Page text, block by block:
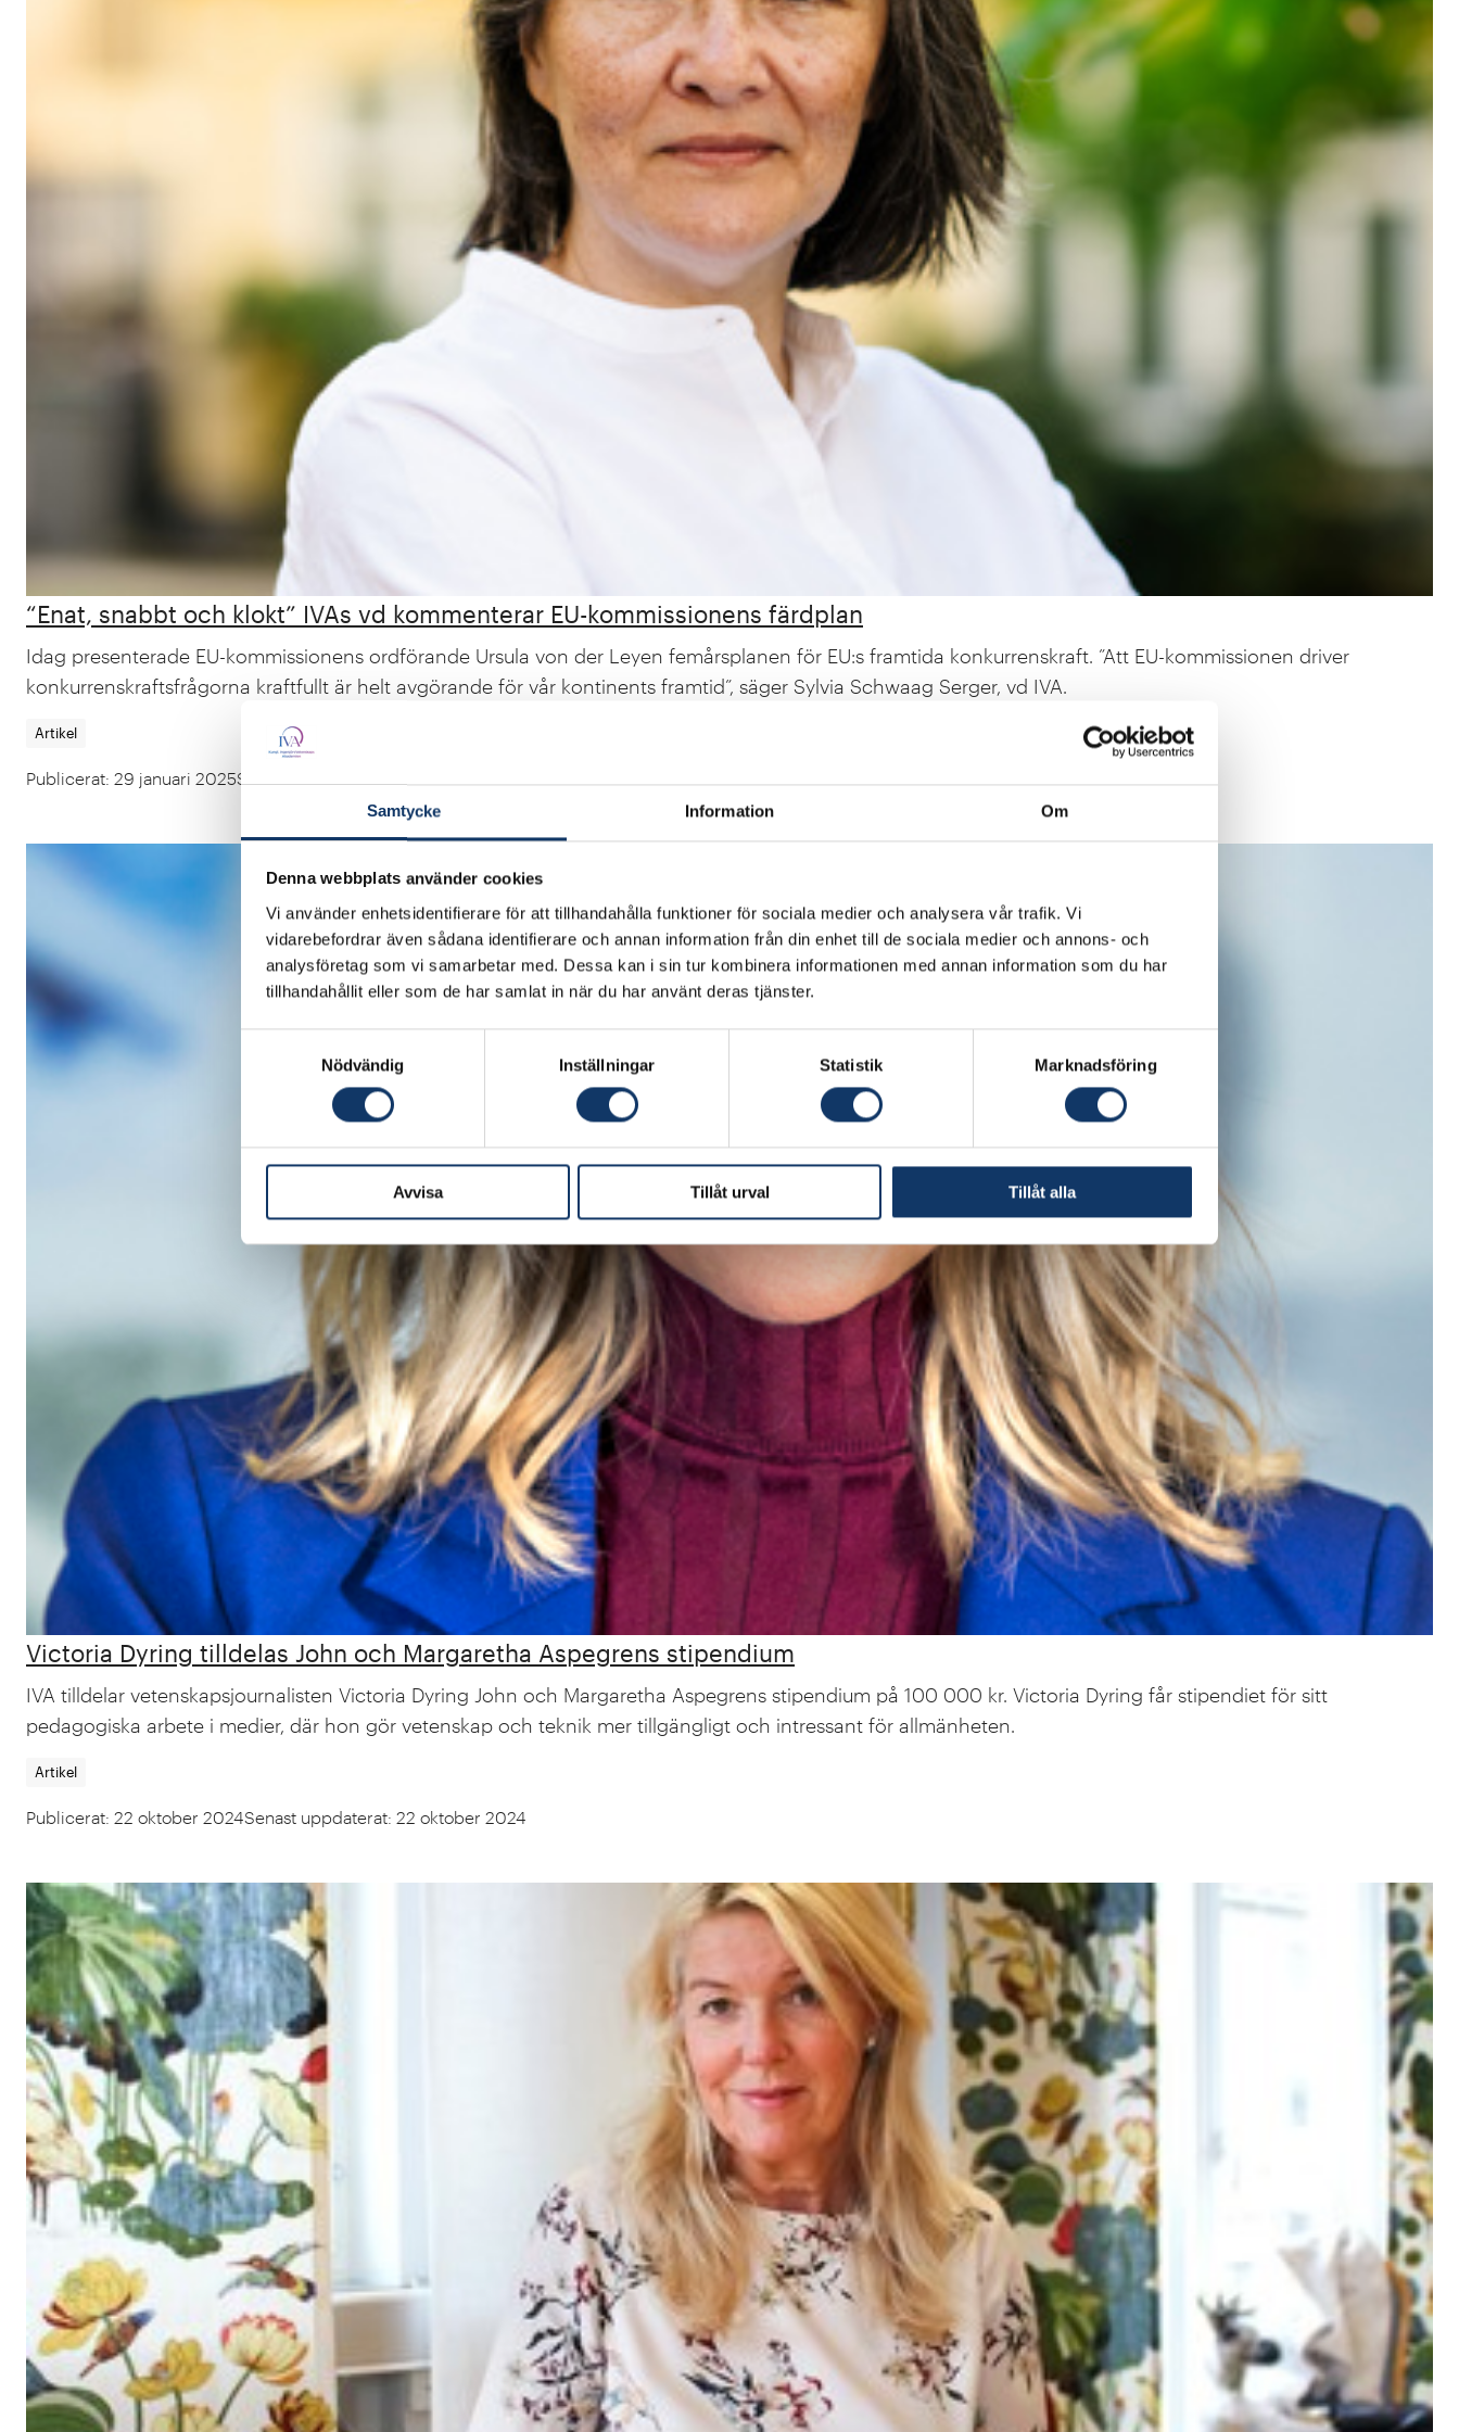
Samtycke Information Om
Denna webbplats använder cookies
Vi använder enhetsidentifierare för att tillhandahålla funktioner för sociala medier och analysera vår trafik. Vi
vidarebefordrar även sådana identifierare och annan information från din enhet till de sociala medier och annons- och
analysföretag som vi samarbetar med. Dessa kan i sin tur kombinera informationen med annan information som du har
tillhandahållit eller som de har samlat in när du har använt deras tjänster.
Nödvändig
Inställningar Statistik Marknadsföring
Avvisa Tillåt urval Tillåt alla
“Enat, snabbt och klokt” IVAs vd kommenterar EU-kommissionens färdplan
Idag presenterade EU-kommissionens ordförande Ursula von der Leyen femårsplanen för EU:s framtida konkurrenskraft. ”Att EU-kommissionen driver
konkurrenskraftsfrågorna kraftfullt är helt avgörande för vår kontinents framtid”, säger Sylvia Schwaag Serger, vd IVA.
Artikel
Publicerat: 29 januari 2025Senast uppdaterat
Victoria Dyring tilldelas John och Margaretha Aspegrens stipendium
IVA tilldelar vetenskapsjournalisten Victoria Dyring John och Margaretha Aspegrens stipendium på 100 000 kr. Victoria Dyring får stipendiet för sitt
pedagogiska arbete i medier, där hon gör vetenskap och teknik mer tillgängligt och intressant för allmänheten.
Artikel
Publicerat: 22 oktober 2024Senast uppdaterat: 22 oktober 2024